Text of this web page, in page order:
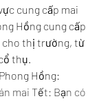
cung cấp mai
Hồng cung cấp
cho thị trường, từ
thụ.
Hồng:
mai Tết: Bạn có